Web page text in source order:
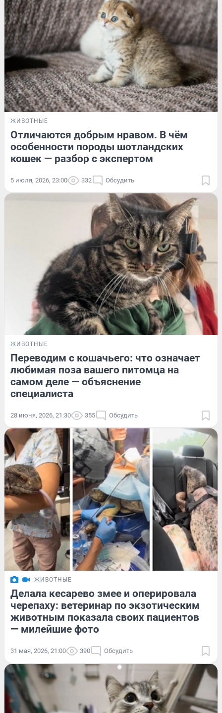
ЖИВОТНЫЕ
Отличаются добрым нравом. В чём
особенности породы шотландских
кошек — разбор с экспертом
5 июля, 2026, 23:00 332 Обсудить
ЖИВОТНЫЕ
Переводим с кошачьего: что означает
любимая поза вашего питомца на
самом деле — объяснение
специалиста
28 июня, 2026, 21:30 355 Обсудить
ЖИВОТНЫЕ
Делала кесарево змее и оперировала
черепаху: ветеринар по экзотическим
животным показала своих пациентов
— милейшие фото
31 мая, 2026, 21:00 390 Обсудить